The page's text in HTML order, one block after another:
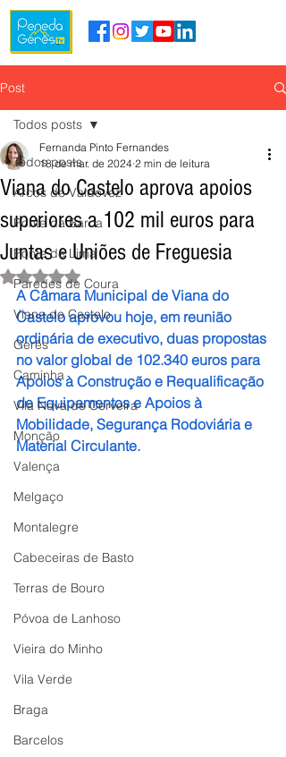
Post
Todos posts
Arcos de Valdevez
Ponte da Barca
Ponte de Lima
Paredes de Coura
Viana do Castelo
Gerês
Caminha
Vila Nova de Cerveira
Monção
Valença
Melgaço
Montalegre
Cabeceiras de Basto
Terras de Bouro
Póvoa de Lanhoso
Vieira do Minho
Vila Verde
Braga
Barcelos
Todos posts
Viana do Castelo aprova apoios
superiores a 102 mil euros para
Juntas e Uniões de Freguesia
Fernanda Pinto Fernandes
18 de mar. de 2024 2 min de leitura
Avaliado com NaN de 5 estrelas.
A Câmara Municipal de Viana do
Castelo aprovou hoje, em reunião
ordinária de executivo, duas propostas
no valor global de 102.340 euros para
Apoios à Construção e Requalificação
de Equipamentos e Apoios à
Mobilidade, Segurança Rodoviária e
Material Circulante.